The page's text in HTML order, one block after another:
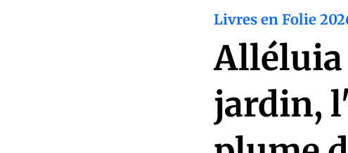
Livres en Folie
jardin,